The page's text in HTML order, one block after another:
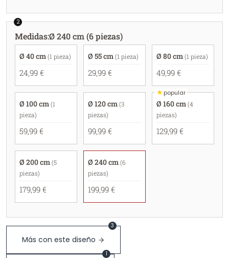
2
Medidas:Ø 240 cm (6 piezas)
Ø 40 cm (1 pieza)
24,99 €
Ø 55 cm (1 pieza)
29,99 €
Ø 80 cm (1 pieza)
49,99 €
Ø 100 cm (1
pieza)
59,99 €
Ø 120 cm (3
piezas)
99,99 €
★popular
Ø 160 cm (4
piezas)
129,99 €
Ø 200 cm (5
piezas)
179,99 €
Ø 240 cm (6
piezas)
199,99 €
Más con este diseño
3
1